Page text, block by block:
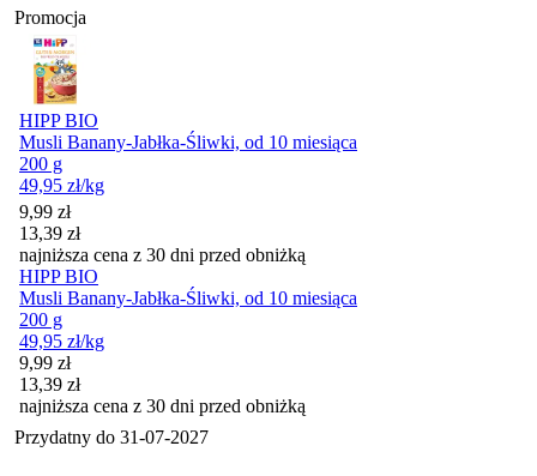
Promocja
HIPP BIO
Musli Banany-Jabłka-Śliwki, od 10 miesiąca
200 g
49,95 zł/kg
Cena promocyjna
9,99 zł
13,39 zł
najniższa cena z 30 dni przed obniżką
HIPP BIO
Musli Banany-Jabłka-Śliwki, od 10 miesiąca
200 g
49,95 zł/kg
Cena promocyjna
9,99 zł
13,39 zł
najniższa cena z 30 dni przed obniżką
Przydatny do 31-07-2027